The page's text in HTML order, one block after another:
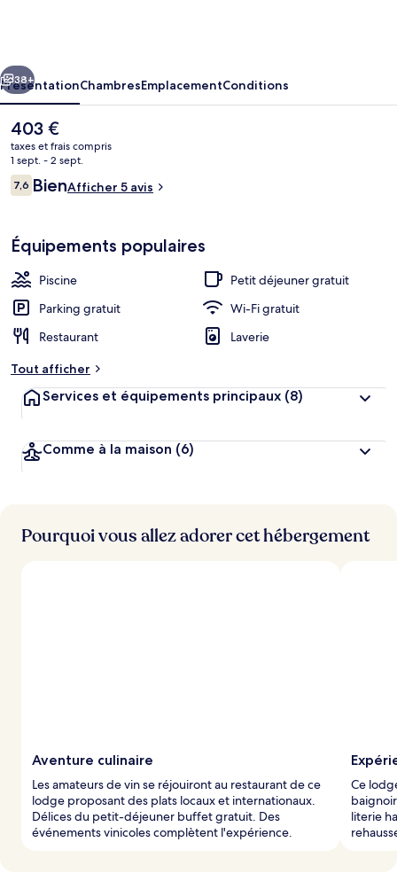
Extérieur
Suivant
38+
PrésentationChambresEmplacementConditions
Le
prix
actuel
est
de
403 €
taxes et frais compris
1 sept. - 2 sept.
Avis
voyageurs
7,67,6 sur 10
BienAfficher 5 avis
Équipements populaires
Piscine
Petit déjeuner gratuit
Parking gratuit
Wi-Fi gratuit
Restaurant
Laverie
Tout afficher
Services et équipements principaux (8)
Comme à la maison (6)
Pourquoi vous allez adorer cet hébergement
Aventure culinaire
Les amateurs de vin se réjouiront au restaurant de ce
lodge proposant des plats locaux et internationaux.
Délices du petit-déjeuner buffet gratuit. Des
événements vinicoles complètent l'expérience.
Ce
literie